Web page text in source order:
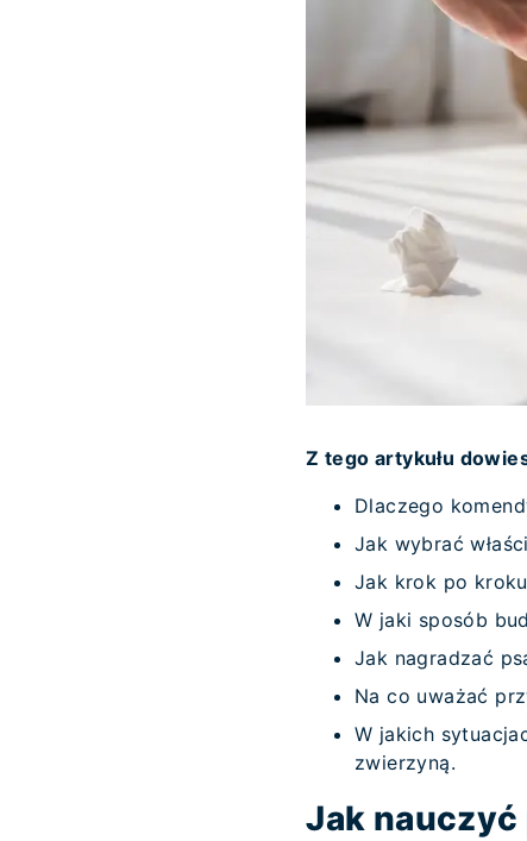
Z tego artykułu
Dlaczego
Jak wybrać
Jak krok po
W jaki sposób
Jak nagradzać
Na co uważać
W jakich
zwierzyną.
Jak nauczyć